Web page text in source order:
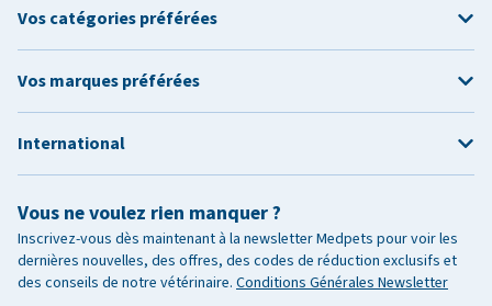
Vous ne voulez rien manquer ?
Inscrivez-vous dès maintenant à la newsletter Medpets pour voir les
dernières nouvelles, des offres, des codes de réduction exclusifs et
des conseils de notre vétérinaire. Conditions Générales Newsletter
Vos catégories préférées
Vos marques préférées
International